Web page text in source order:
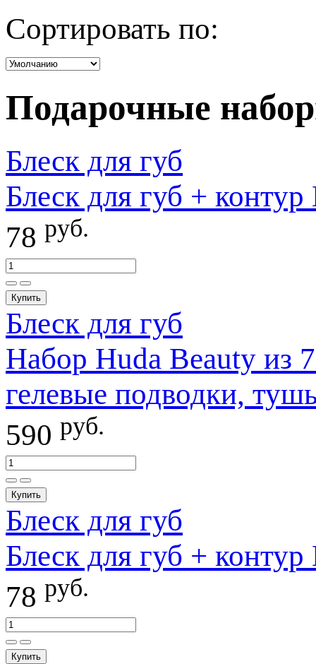
Сортировать по:
Подарочные
Блеск для губ
Блеск для губ +
78 руб.
Купить
Блеск для губ
Набор Huda Beauty из
гелевые подводки,
590 руб.
Купить
Блеск для губ
Блеск для губ +
78 руб.
Купить